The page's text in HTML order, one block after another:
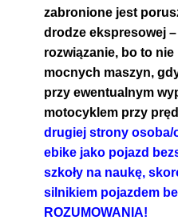
zabronione jest
drodze ekspresowej
rozwiązanie, bo to
mocnych maszyn,
przy ewentualnym
motocyklem przy
drugiej strony osoba/
ebike jako pojazd
szkoły na naukę,
silnikiem pojazdem
ROZUMOWANIA!